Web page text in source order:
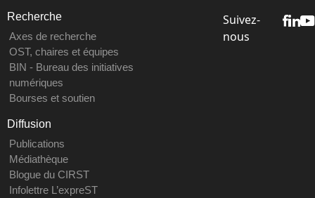
Recherche
Axes de recherche
OST, chaires et équipes
BIN - Bureau des initiatives
numériques
Bourses et soutien
Diffusion
Publications
Médiathèque
Blogue du CIRST
Infolettre L’expreST
Suivez-
nous